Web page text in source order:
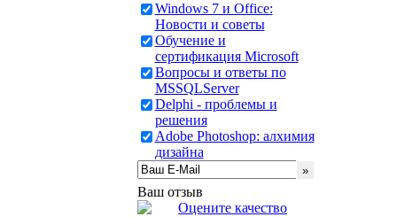
Windows 7 и Office:
Новости и советы
Обучение и
сертификация Microsoft
Вопросы и ответы по
MSSQLServer
Delphi - проблемы и
решения
Adobe Photoshop: алхимия
дизайна
Ваш отзыв